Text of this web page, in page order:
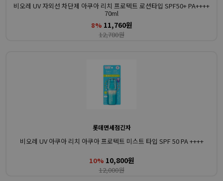
비오레 UV 자외선 차단제 아쿠아 리치 프로텍트 로션타입 SPF50+ PA++++
70ml
8% 11,760원
12,780원
롯데면세점긴자
비오레 UV 아쿠아 리치 아쿠아 프로텍트 미스트 타입 SPF 50 PA ++++
10% 10,800원
12,000원